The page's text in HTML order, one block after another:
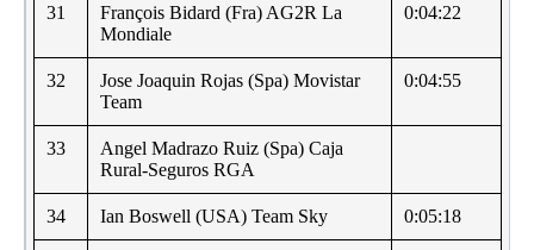
31
François Bidard (Fra) AG2R La
Mondiale
0:04:22
32
Jose Joaquin Rojas (Spa) Movistar
Team
0:04:55
33
Angel Madrazo Ruiz (Spa) Caja
Rural-Seguros RGA
34 Ian Boswell (USA) Team Sky 0:05:18